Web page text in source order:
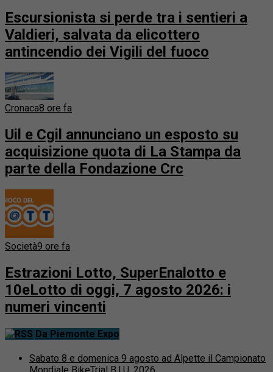
Escursionista si perde tra i sentieri a
Valdieri, salvata da elicottero
antincendio dei Vigili del fuoco
Cronaca8 ore fa
Uil e Cgil annunciano un esposto su
acquisizione quota di La Stampa da
parte della Fondazione Crc
Società9 ore fa
Estrazioni Lotto, SuperEnalotto e
10eLotto di oggi, 7 agosto 2026: i
numeri vincenti
Da Piemonte Expo
Sabato 8 e domenica 9 agosto ad Alpette il Campionato